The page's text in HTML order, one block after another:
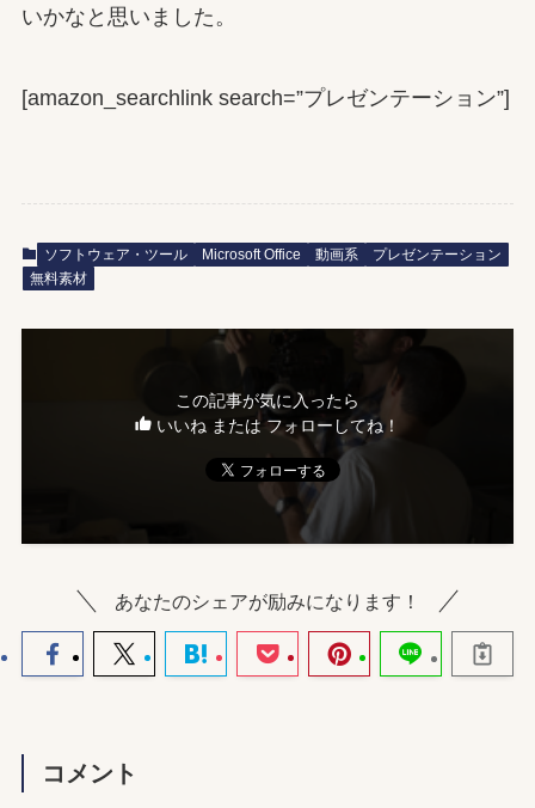
いかなと思いました。
[amazon_searchlink search=”プレゼンテーション”]
ソフトウェア・ツール Microsoft Office 動画系
プレゼンテーション
無料素材
この記事が気に入ったら
いいね または フォローしてね！
あなたのシェアが励みになります！
コメント